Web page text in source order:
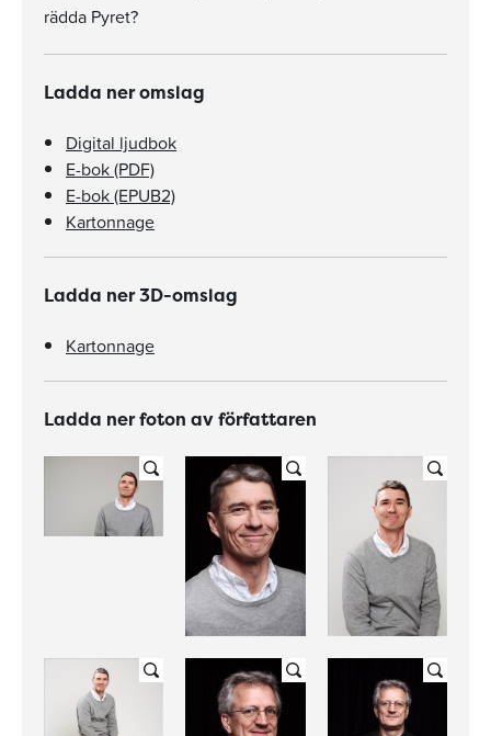
rädda Pyret?
Ladda ner omslag
Digital ljudbok
E-bok (PDF)
E-bok (EPUB2)
Kartonnage
Ladda ner 3D-omslag
Kartonnage
Ladda ner foton av författaren